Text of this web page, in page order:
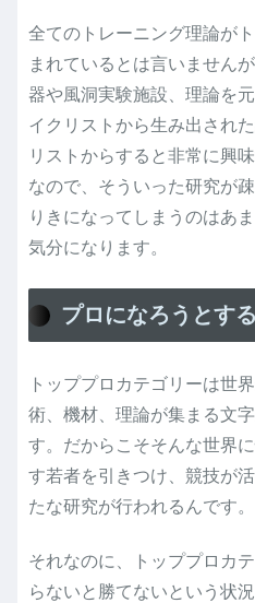
全てのトレーニング理論が
まれているとは言いません
器や風洞実験施設、理論を
イクリストから生み出され
リストからすると非常に興
なので、そういった研究が
りきになってしまうのはあ
気分になります。
プロになろうとす
トッププロカテゴリーは世
術、機材、理論が集まる文
す。だからこそそんな世界
す若者を引きつけ、競技が
たな研究が行われるんです。
それなのに、トッププロカ
らないと勝てないという状